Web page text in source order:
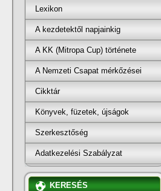
Lexikon
A kezdetektől napjainkig
A KK (Mitropa Cup) története
A Nemzeti Csapat mérkőzései
Cikktár
Könyvek, füzetek, újságok
Szerkesztőség
Adatkezelési Szabályzat
KERESÉS